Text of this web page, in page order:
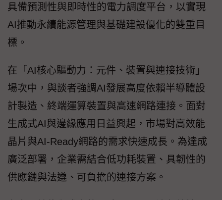
具備預測性與即時性的電力調度平台，以實現
AI推動永續能源管理與基礎建設優化的雙重目
標。
在「AI核心驅動力：元件、裝置與連接技術」
場次中，與談者強調AI發展高度依賴半導體設
計製造、終端運算裝置與高速網路連接。面對
生成式AI與邊緣應用日益興起，市場對高效能
晶片與AI-Ready網路的需求快速成長。為達成
廣泛部署，企業需結合低功耗裝置、具韌性的
供應鏈與法遵、可負擔的連接方案。